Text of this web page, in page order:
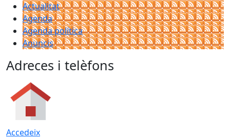
Actualitat
Agenda
Agenda política
Anuncis
Adreces i telèfons
Accedeix